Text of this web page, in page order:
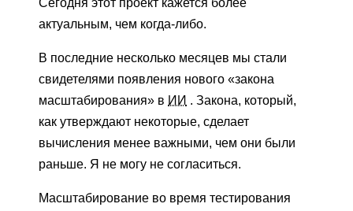
актуальным, чем когда-либо.
В последние несколько месяцев мы стали
свидетелями появления нового «закона
масштабирования» в ИИ . Закона, который,
как утверждают некоторые, сделает
вычисления менее важными, чем они были
раньше. Я не могу не согласиться.
Масштабирование во время тестирования